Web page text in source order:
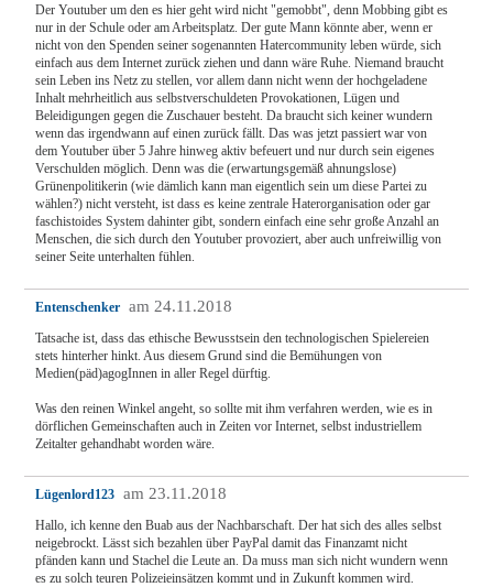
Der Youtuber um den es hier geht wird nicht "gemobbt", denn Mobbing gibt es
nur in der Schule oder am Arbeitsplatz. Der gute Mann könnte aber, wenn er
nicht von den Spenden seiner sogenannten Hatercommunity leben würde, sich
einfach aus dem Internet zurück ziehen und dann wäre Ruhe. Niemand braucht
sein Leben ins Netz zu stellen, vor allem dann nicht wenn der hochgeladene
Inhalt mehrheitlich aus selbstverschuldeten Provokationen, Lügen und
Beleidigungen gegen die Zuschauer besteht. Da braucht sich keiner wundern
wenn das irgendwann auf einen zurück fällt. Das was jetzt passiert war von
dem Youtuber über 5 Jahre hinweg aktiv befeuert und nur durch sein eigenes
Verschulden möglich. Denn was die (erwartungsgemäß ahnungslose)
Grünenpolitikerin (wie dämlich kann man eigentlich sein um diese Partei zu
wählen?) nicht versteht, ist dass es keine zentrale Haterorganisation oder gar
faschistoides System dahinter gibt, sondern einfach eine sehr große Anzahl an
Menschen, die sich durch den Youtuber provoziert, aber auch unfreiwillig von
seiner Seite unterhalten fühlen.
Entenschenker am 24.11.2018
Tatsache ist, dass das ethische Bewusstsein den technologischen Spielereien
stets hinterher hinkt. Aus diesem Grund sind die Bemühungen von
Medien(päd)agogInnen in aller Regel dürftig.
Was den reinen Winkel angeht, so sollte mit ihm verfahren werden, wie es in
dörflichen Gemeinschaften auch in Zeiten vor Internet, selbst industriellem
Zeitalter gehandhabt worden wäre.
Lügenlord123 am 23.11.2018
Hallo, ich kenne den Buab aus der Nachbarschaft. Der hat sich des alles selbst
neigebrockt. Lässt sich bezahlen über PayPal damit das Finanzamt nicht
pfänden kann und Stachel die Leute an. Da muss man sich nicht wundern wenn
es zu solch teuren Polizeieinsätzen kommt und in Zukunft kommen wird.